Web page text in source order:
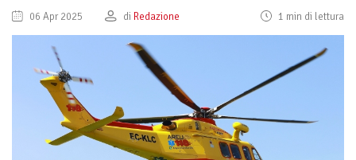
06 Apr 2025 di Redazione 1 min di lettura